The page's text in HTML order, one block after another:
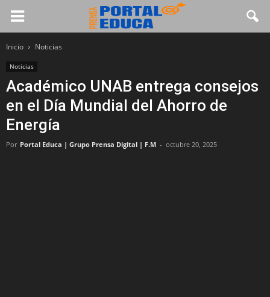
Inicio Noticias
Noticias
Académico UNAB entrega consejos
en el Día Mundial del Ahorro de
Energía
Por Portal Educa | Grupo Prensa Digital | F.M - octubre 20, 2025